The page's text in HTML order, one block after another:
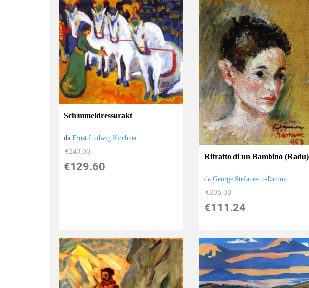
Schimmeldressurakt
daErnst Ludwig Kirchner
€240.00
€129.60
Ritratto di un Bambino (Radu)
daGeorge Stefanescu-Ramnic
€206.00
€111.24